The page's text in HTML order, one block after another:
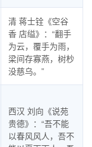
清 蒋士铨《空谷
香 店缢》：“翻手
为云，覆手为雨，
梁间存寡燕，树杪
没慈乌。”
西汉 刘向《说苑
贵德》：“吾不能
以春风风人，吾不